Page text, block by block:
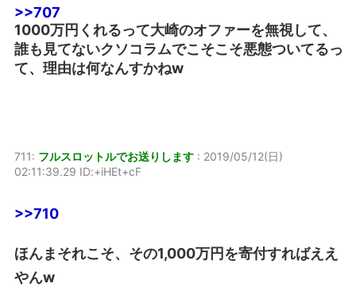
>>707
1000万円くれるって大崎のオファーを無視して、
誰も見てないクソコラムでこそこそ悪態ついてるっ
て、理由は何なんすかねw
711: フルスロットルでお送りします : 2019/05/12(日)
02:11:39.29 ID:+iHEt+cF
>>710
ほんまそれこそ、その1,000万円を寄付すればええ
やんw